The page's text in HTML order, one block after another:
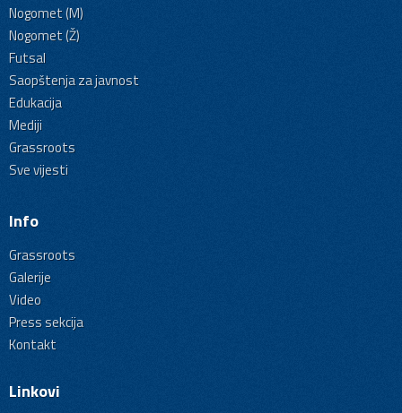
Nogomet (M)
Nogomet (Ž)
Futsal
Saopštenja za javnost
Edukacija
Mediji
Grassroots
Sve vijesti
Info
Grassroots
Galerije
Video
Press sekcija
Kontakt
Linkovi